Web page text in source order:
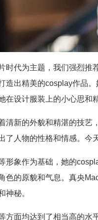
时代为主题，我们强烈推
造出精美的cosplay作品
在设计服装上的小心思和
清新的外貌和精湛的技艺
了人物的性格和情感。今
形象作为基础，她的
色的原貌和气息。真央
神秘。
方面均达到了相当高的水